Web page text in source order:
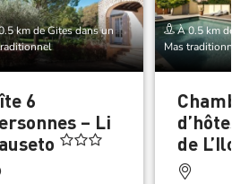
km de Gites dans un
6
– Li
À 0.5 km de
Mas traditionnel
d’hôtes
de L’Ilon